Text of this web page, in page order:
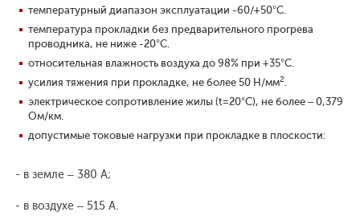
температурный диапазон эксплуатации -60/+50°С.
температура прокладки без предварительного прогрева
проводника, не ниже -20°С.
относительная влажность воздуха до 98% при +35°С.
усилия тяжения при прокладке, не более 50 Н/мм2.
электрическое сопротивление жилы (t=20°С), не более – 0,379
Ом/км.
допустимые токовые нагрузки при прокладке в плоскости:
- в земле – 380 А;
- в воздухе – 515 А.